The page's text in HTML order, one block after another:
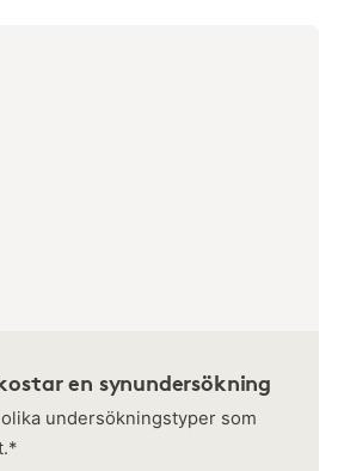
en synundersökning
undersökningstyper som